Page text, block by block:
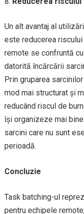
Un alt avantaj al
este reducerea
remote se confruntă
datorită încărcării
Prin gruparea
mod mai structurat și
reducând riscul de
își organizeze mai
sarcini care nu sunt
perioadă.
Concluzie
Task batching-ul
pentru echipele